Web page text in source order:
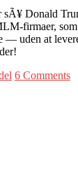
Donald
firmaer,
— uden at
6 Comments